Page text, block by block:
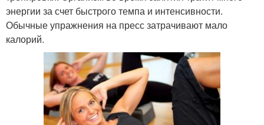
энергии за счет быстрого темпа и интенсивности.
Обычные упражнения на пресс затрачивают мало
калорий.